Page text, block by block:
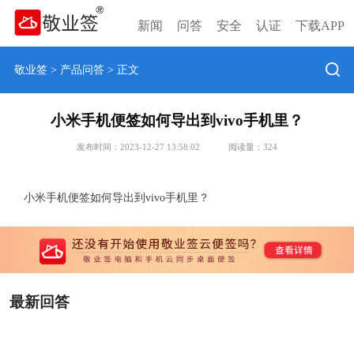
新闻 问答 安全 认证 下载APP
敬业签> 产品问答> 正文
小米手机便签如何导出到vivo手机里？
发布时间：2023-12-27 13:58:02 阅读量： 324
小米手机便签如何导出到vivo手机里？
最新回答